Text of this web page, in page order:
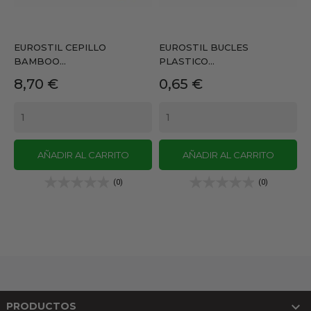
EUROSTIL CEPILLO
BAMBOO...
Precio
8,70 €
AÑADIR AL CARRITO
(0)
EUROSTIL BUCLES
PLASTICO...
Precio
0,65 €
AÑADIR AL CARRITO
(0)
PRODUCTOS